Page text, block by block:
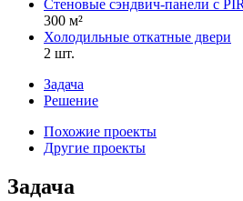
Стеновые сэндвич-панели с
300 м²
Холодильные откатные двери
2 шт.
Задача
Решение
Похожие проекты
Другие проекты
Задача